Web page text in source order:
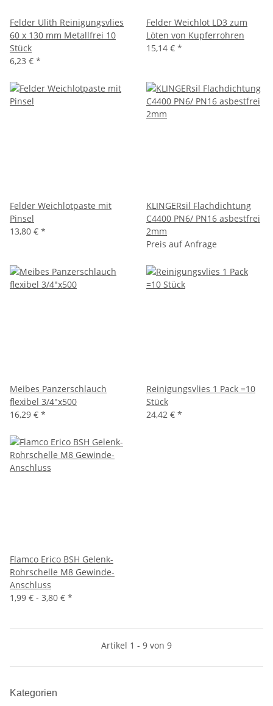
Felder Ulith Reinigungsvlies
60 x 130 mm Metallfrei 10
Stück
6,23 € *
Felder Weichlot LD3 zum
Löten von Kupferrohren
15,14 € *
Felder Weichlotpaste mit
Pinsel
13,80 € *
KLINGERsil Flachdichtung
C4400 PN6/ PN16 asbestfrei
2mm
Preis auf Anfrage
Meibes Panzerschlauch
flexibel 3/4"x500
16,29 € *
Reinigungsvlies 1 Pack =10
Stück
24,42 € *
Flamco Erico BSH Gelenk-
Rohrschelle M8 Gewinde-
Anschluss
1,99 € - 3,80 € *
Artikel 1 - 9 von 9
Kategorien